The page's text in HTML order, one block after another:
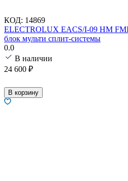
КОД: 14869
ELECTROLUX EACS/I-09 HM
блок мульти сплит-системы
0.0
В наличии
24 600 ₽
В корзину